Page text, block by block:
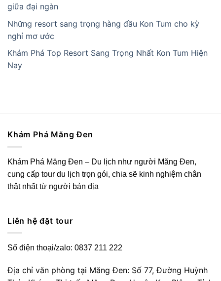
giữa đại ngàn
Những resort sang trọng hàng đầu Kon Tum cho kỳ
nghỉ mơ ước
Khám Phá Top Resort Sang Trọng Nhất Kon Tum Hiện
Nay
Khám Phá Măng Đen
Khám Phá Măng Đen – Du lịch như người Măng Đen,
cung cấp tour du lịch trọn gói, chia sẽ kinh nghiệm chân
thật nhất từ người bản địa
Liên hệ đặt tour
Số điện thoại/zalo: 0837 211 222
Địa chỉ văn phòng tại Măng Đen: Số 77, Đường Huỳnh